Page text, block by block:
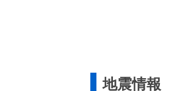
地震情報